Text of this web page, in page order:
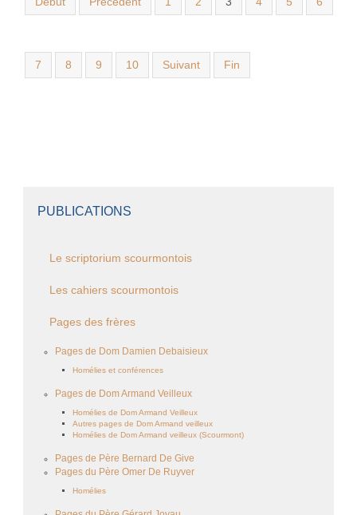
7 8 9 10 Suivant Fin
PUBLICATIONS
Le scriptorium scourmontois
Les cahiers scourmontois
Pages des frères
Pages de Dom Damien Debaisieux
Homélies et conférences
Pages de Dom Armand Veilleux
Homélies de Dom Armand Veilleux
Autres pages de Dom Armand veilleux
Homélies de Dom Armand veilleux (Scourmont)
Pages de Père Bernard De Give
Pages du Père Omer De Ruyver
Homélies